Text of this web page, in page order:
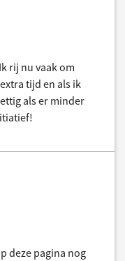
rij nu vaak om
tijd en als ik
als er minder
deze pagina nog